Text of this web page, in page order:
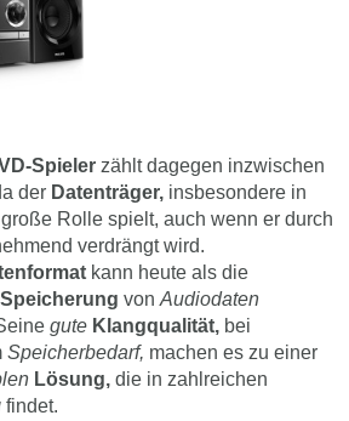
Spieler zählt dagegen inzwischen
der Datenträger, insbesondere in
Rolle spielt, auch wenn er durch
verdrängt wird.
kann heute als die
Speicherung von Audiodaten
gute Klangqualität, bei
Speicherbedarf, machen es zu einer
Lösung, die in zahlreichen
findet.